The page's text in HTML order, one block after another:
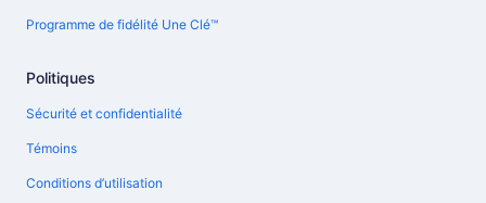
Programme de fidélité Une Clé™
Politiques
Sécurité et confidentialité
Témoins
Conditions d’utilisation